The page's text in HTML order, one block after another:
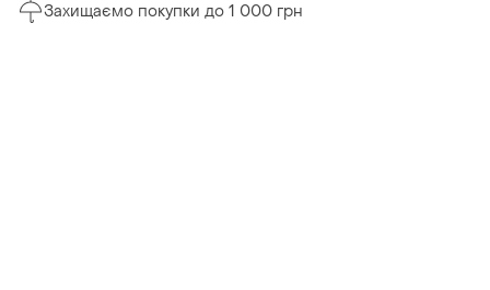
Захищаємо покупки до 1 000 грн